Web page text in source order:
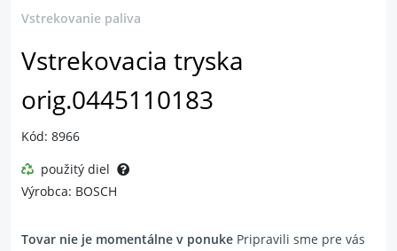
Vstrekovanie paliva
Vstrekovacia tryska
orig.0445110183
Kód: 8966
použitý diel
Výrobca: BOSCH
Tovar nie je momentálne v ponuke Pripravili sme pre vás